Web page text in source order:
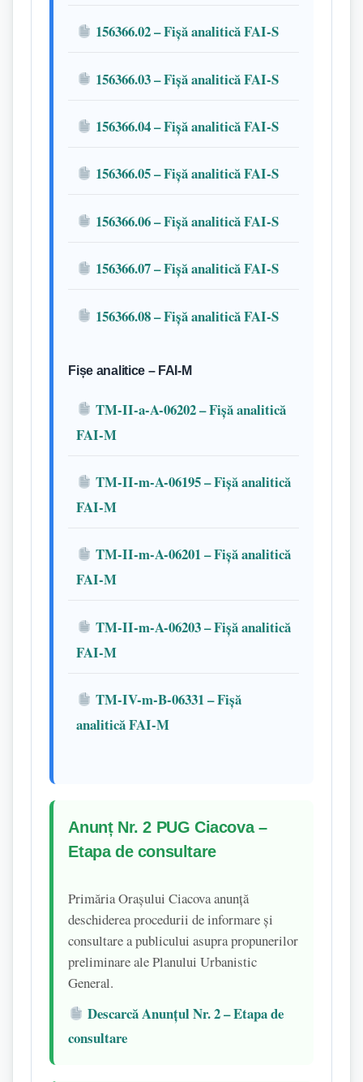
156366.02 – Fișă analitică FAI-S
156366.03 – Fișă analitică FAI-S
156366.04 – Fișă analitică FAI-S
156366.05 – Fișă analitică FAI-S
156366.06 – Fișă analitică FAI-S
156366.07 – Fișă analitică FAI-S
156366.08 – Fișă analitică FAI-S
Fișe analitice – FAI-M
TM-II-a-A-06202 – Fișă analitică
FAI-M
TM-II-m-A-06195 – Fișă analitică
FAI-M
TM-II-m-A-06201 – Fișă analitică
FAI-M
TM-II-m-A-06203 – Fișă analitică
FAI-M
TM-IV-m-B-06331 – Fișă
analitică FAI-M
Anunț Nr. 2 PUG Ciacova –
Etapa de consultare
Primăria Orașului Ciacova anunță
deschiderea procedurii de informare și
consultare a publicului asupra propunerilor
preliminare ale Planului Urbanistic
General.
Descarcă Anunțul Nr. 2 – Etapa de
consultare